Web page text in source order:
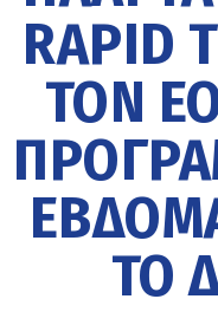
RAPID
ΤΟΝ
ΤΟ